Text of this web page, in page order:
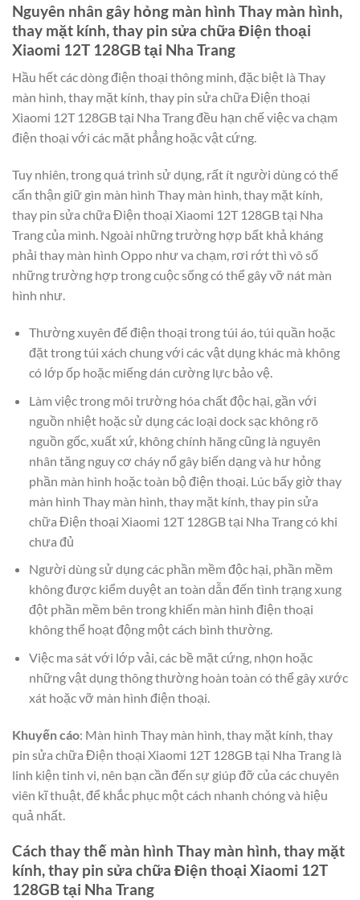
Nguyên nhân gây hỏng màn hình Thay màn hình,
thay mặt kính, thay pin sửa chữa Điện thoại
Xiaomi 12T 128GB tại Nha Trang
Hầu hết các dòng điện thoại thông minh, đặc biệt là Thay
màn hình, thay mặt kính, thay pin sửa chữa Điện thoại
Xiaomi 12T 128GB tại Nha Trang đều hạn chế việc va chạm
điện thoại với các mặt phẳng hoặc vật cứng.
Tuy nhiên, trong quá trình sử dụng, rất ít người dùng có thể
cẩn thận giữ gìn màn hình Thay màn hình, thay mặt kính,
thay pin sửa chữa Điện thoại Xiaomi 12T 128GB tại Nha
Trang của mình. Ngoài những trường hợp bất khả kháng
phải thay màn hình Oppo như va chạm, rơi rớt thì vô số
những trường hợp trong cuộc sống có thể gây vỡ nát màn
hình như.
Thường xuyên để điện thoại trong túi áo, túi quần hoặc
đặt trong túi xách chung với các vật dụng khác mà không
có lớp ốp hoặc miếng dán cường lực bảo vệ.
Làm việc trong môi trường hóa chất độc hại, gần với
nguồn nhiệt hoặc sử dụng các loại dock sạc không rõ
nguồn gốc, xuất xứ, không chính hãng cũng là nguyên
nhân tăng nguy cơ cháy nổ gây biến dạng và hư hỏng
phần màn hình hoặc toàn bộ điện thoại. Lúc bấy giờ thay
màn hình Thay màn hình, thay mặt kính, thay pin sửa
chữa Điện thoại Xiaomi 12T 128GB tại Nha Trang có khi
chưa đủ
Người dùng sử dụng các phần mềm độc hại, phần mềm
không được kiểm duyệt an toàn dẫn đến tình trạng xung
đột phần mềm bên trong khiến màn hình điện thoại
không thể hoạt động một cách bình thường.
Việc ma sát với lớp vải, các bề mặt cứng, nhọn hoặc
những vật dụng thông thường hoàn toàn có thể gây xước
xát hoặc vỡ màn hình điện thoại.
Khuyến cáo: Màn hình Thay màn hình, thay mặt kính, thay
pin sửa chữa Điện thoại Xiaomi 12T 128GB tại Nha Trang là
linh kiện tinh vi, nên bạn cần đến sự giúp đỡ của các chuyên
viên kĩ thuật, để khắc phục một cách nhanh chóng và hiệu
quả nhất.
Cách thay thế màn hình Thay màn hình, thay mặt
kính, thay pin sửa chữa Điện thoại Xiaomi 12T
128GB tại Nha Trang